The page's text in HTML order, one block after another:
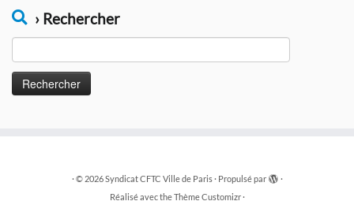
› Rechercher
·© 2026Syndicat CFTC Ville de Paris · Propulsé par
·
Réalisé avec theThème Customizr·